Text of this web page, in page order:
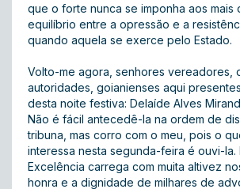
que o forte nunca se imponha aos mais
equilíbrio entre a opressão e a
quando aquela se exerce pelo Estado.
Volto-me agora, senhores vereadores,
autoridades, goianienses aqui
desta noite festiva: Delaíde Alves
Não é fácil antecedê-la na ordem de
tribuna, mas corro com o meu, pois o
interessa nesta segunda-feira é ouvi-la.
Excelência carrega com muita altivez
honra e a dignidade de milhares de